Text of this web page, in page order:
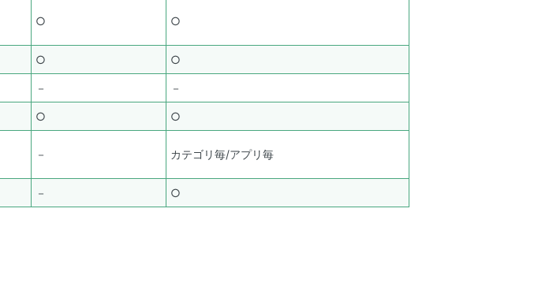
○ ○
○ ○
－ －
○ ○
－ カテゴリ毎/アプリ毎
－ ○